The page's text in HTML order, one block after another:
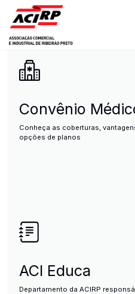
Pular para o conteúdo
ACIRP -
Convênio
Conheça as coberturas,
opções de planos
ACI Educa
Departamento da ACIRP